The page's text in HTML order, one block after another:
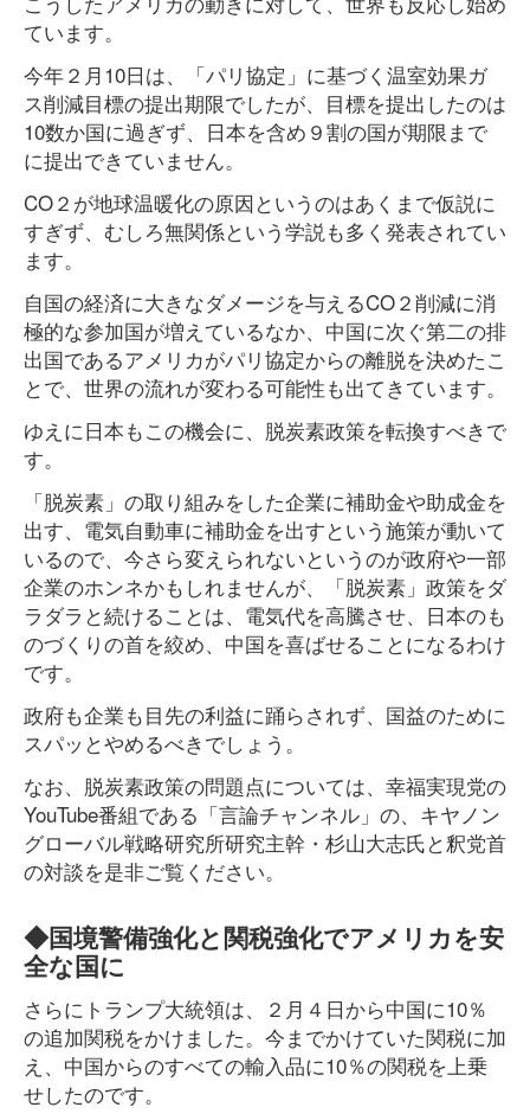
ています。
今年２月10日は、「パリ協定」に基づく温室効果ガ
ス削減目標の提出期限でしたが、目標を提出したのは
10数か国に過ぎず、日本を含め９割の国が期限まで
に提出できていません。
CO２が地球温暖化の原因というのはあくまで仮説に
すぎず、むしろ無関係という学説も多く発表されてい
ます。
自国の経済に大きなダメージを与えるCO２削減に消
極的な参加国が増えているなか、中国に次ぐ第二の排
出国であるアメリカがパリ協定からの離脱を決めたこ
とで、世界の流れが変わる可能性も出てきています。
ゆえに日本もこの機会に、脱炭素政策を転換すべきで
す。
「脱炭素」の取り組みをした企業に補助金や助成金を
出す、電気自動車に補助金を出すという施策が動いて
いるので、今さら変えられないというのが政府や一部
企業のホンネかもしれませんが、「脱炭素」政策をダ
ラダラと続けることは、電気代を高騰させ、日本のも
のづくりの首を絞め、中国を喜ばせることになるわけ
です。
政府も企業も目先の利益に踊らされず、国益のために
スパッとやめるべきでしょう。
なお、脱炭素政策の問題点については、幸福実現党の
YouTube番組である「言論チャンネル」の、キヤノン
グローバル戦略研究所研究主幹・杉山大志氏と釈党首
の対談を是非ご覧ください。
◆国境警備強化と関税強化でアメリカを安
全な国に
さらにトランプ大統領は、２月４日から中国に10％
の追加関税をかけました。今までかけていた関税に加
え、中国からのすべての輸入品に10％の関税を上乗
せしたのです。